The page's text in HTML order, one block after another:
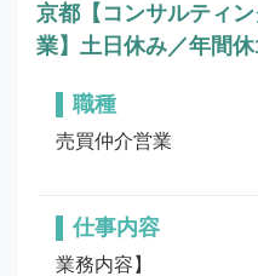
京都【コンサルティ
業】土日休み／年間休
職種
売買仲介営業
仕事内容
業務内容】